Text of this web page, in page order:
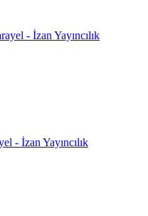
- İzan Yayıncılık